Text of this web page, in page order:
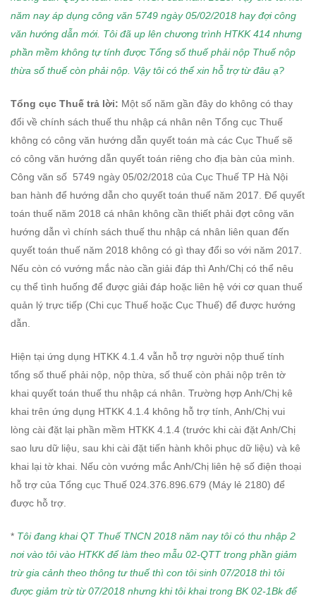
năm nay áp dụng công văn 5749 ngày 05/02/2018 hay đợi công
văn hướng dẫn mới. Tôi đã up lên chương trình HTKK 414 nhưng
phần mềm không tự tính được Tổng số thuế phải nộp Thuế nộp
thừa số thuế còn phải nộp. Vậy tôi có thể xin hỗ trợ từ đâu ạ?
Tổng cục Thuế trả lời: Một số năm gần đây do không có thay
đổi về chính sách thuế thu nhập cá nhân nên Tổng cục Thuế
không có công văn hướng dẫn quyết toán mà các Cục Thuế sẽ
có công văn hướng dẫn quyết toán riêng cho địa bàn của mình.
Công văn số 5749 ngày 05/02/2018 của Cục Thuế TP Hà Nội
ban hành để hướng dẫn cho quyết toán thuế năm 2017. Để quyết
toán thuế năm 2018 cá nhân không cần thiết phải đợt công văn
hướng dẫn vì chính sách thuế thu nhập cá nhân liên quan đến
quyết toán thuế năm 2018 không có gì thay đổi so với năm 2017.
Nếu còn có vướng mắc nào cần giải đáp thì Anh/Chị có thể nêu
cụ thể tình huống để được giải đáp hoặc liên hệ với cơ quan thuế
quản lý trực tiếp (Chi cục Thuế hoặc Cục Thuế) để được hướng
dẫn.
Hiện tại ứng dụng HTKK 4.1.4 vẫn hỗ trợ người nộp thuế tính
tổng số thuế phải nộp, nộp thừa, số thuế còn phải nộp trên tờ
khai quyết toán thuế thu nhập cá nhân. Trường hợp Anh/Chị kê
khai trên ứng dụng HTKK 4.1.4 không hỗ trợ tính, Anh/Chị vui
lòng cài đặt lại phần mềm HTKK 4.1.4 (trước khi cài đặt Anh/Chị
sao lưu dữ liệu, sau khi cài đặt tiến hành khôi phục dữ liệu) và kê
khai lại tờ khai. Nếu còn vướng mắc Anh/Chị liên hệ số điện thoại
hỗ trợ của Tổng cục Thuế 024.376.896.679 (Máy lẻ 2180) để
được hỗ trợ.
* Tôi đang khai QT Thuế TNCN 2018 năm nay tôi có thu nhập 2
nơi vào tôi vào HTKK để làm theo mẫu 02-QTT trong phần giảm
trừ gia cảnh theo thông tư thuế thì con tôi sinh 07/2018 thì tôi
được giảm trừ từ 07/2018 nhưng khi tôi khai trong BK 02-1Bk để